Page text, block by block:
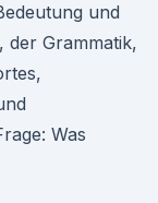
und
der Grammatik,
Was